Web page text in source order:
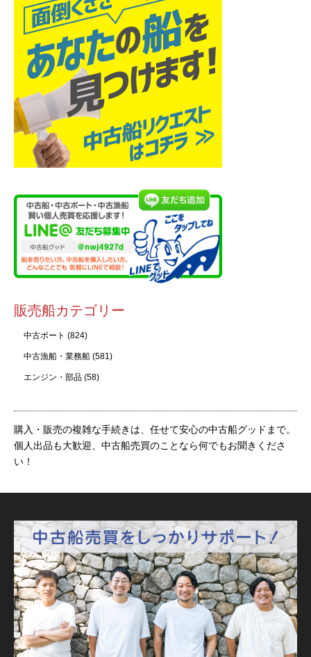
販売船カテゴリー
中古ボート (824)
中古漁船・業務船 (581)
エンジン・部品 (58)
購入・販売の複雑な手続きは、任せて安心の中古船グッドまで。
個人出品も大歓迎、中古船売買のことなら何でもお聞きくださ
い！